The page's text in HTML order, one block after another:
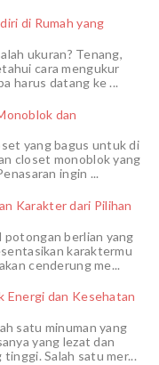
di Rumah yang
ukuran? Tenang,
cara mengukur
harus datang ke ...
dan
yang bagus untuk di
closet monoblok yang
ingin ...
Karakter dari Pilihan
potongan berlian yang
karaktermu
cenderung me...
Energi dan Kesehatan
satu minuman yang
yang lezat dan
Salah satu mer...